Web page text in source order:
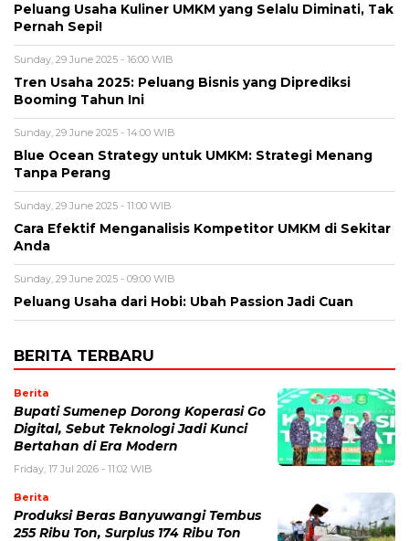
Peluang Usaha Kuliner UMKM yang Selalu Diminati, Tak
Pernah Sepi!
Sunday, 29 June 2025 - 16:00 WIB
Tren Usaha 2025: Peluang Bisnis yang Diprediksi
Booming Tahun Ini
Sunday, 29 June 2025 - 14:00 WIB
Blue Ocean Strategy untuk UMKM: Strategi Menang
Tanpa Perang
Sunday, 29 June 2025 - 11:00 WIB
Cara Efektif Menganalisis Kompetitor UMKM di Sekitar
Anda
Sunday, 29 June 2025 - 09:00 WIB
Peluang Usaha dari Hobi: Ubah Passion Jadi Cuan
BERITA TERBARU
Berita
Bupati Sumenep Dorong Koperasi Go
Digital, Sebut Teknologi Jadi Kunci
Bertahan di Era Modern
Friday, 17 Jul 2026 - 11:02 WIB
Berita
Produksi Beras Banyuwangi Tembus
255 Ribu Ton, Surplus 174 Ribu Ton